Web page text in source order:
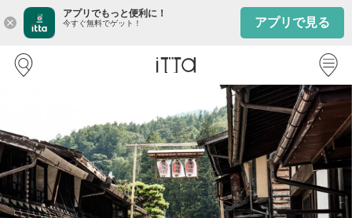
close
アプリでもっと便利に！
今すぐ無料でゲット！ アプリで見る